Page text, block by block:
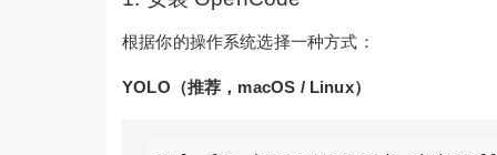
根据你的操作系统选择一种方式：
YOLO（推荐，macOS / Linux）